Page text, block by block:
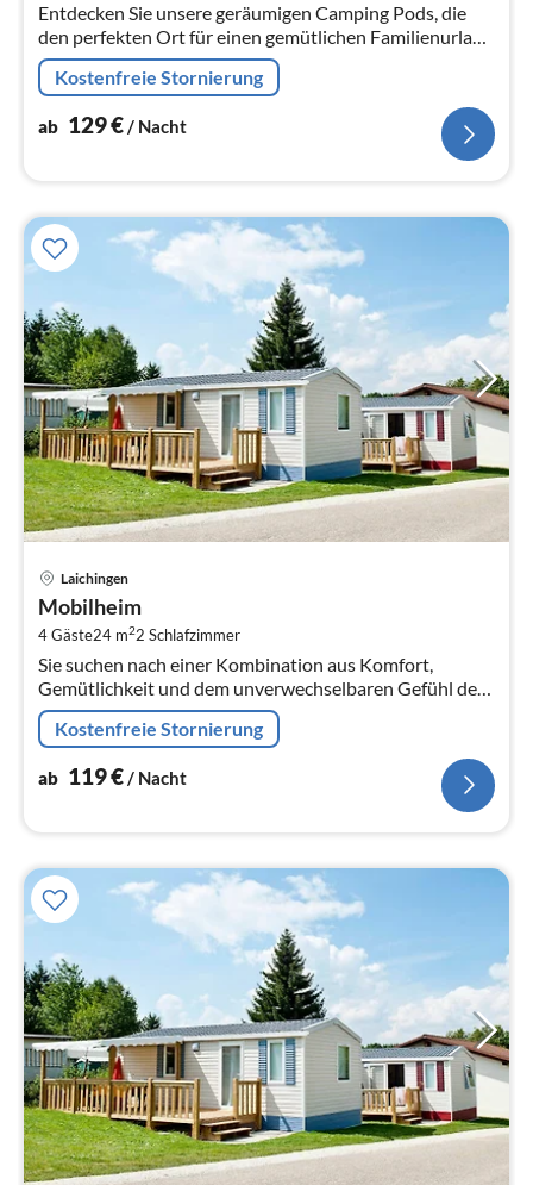
Entdecken Sie unsere geräumigen Camping Pods, die
den perfekten Ort für einen gemütlichen Familienurlaub
in der Natur bieten.
Kostenfreie Stornierung
ab 129€/ Nacht
Laichingen
Mobilheim
4 Gäste24 m22 Schlafzimmer
Sie suchen nach einer Kombination aus Komfort,
Gemütlichkeit und dem unverwechselbaren Gefühl des
Campings in der Natur? Dann sind unsere Mobilheime
genau das Richtige für Sie!
Kostenfreie Stornierung
ab 119€/ Nacht